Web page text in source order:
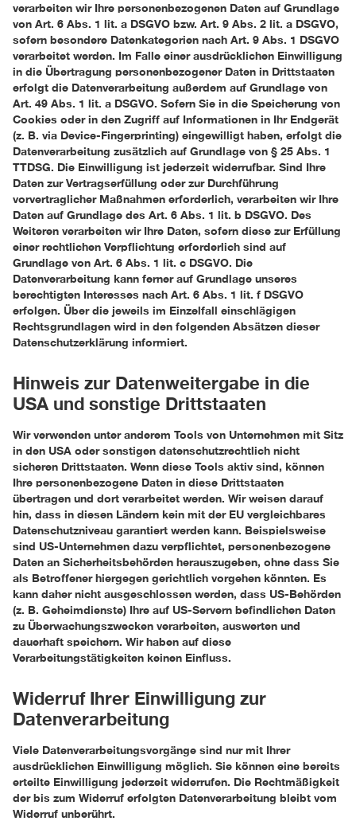
verarbeiten wir Ihre personenbezogenen Daten auf Grundlage
von Art. 6 Abs. 1 lit. a DSGVO bzw. Art. 9 Abs. 2 lit. a DSGVO,
sofern besondere Datenkategorien nach Art. 9 Abs. 1 DSGVO
verarbeitet werden. Im Falle einer ausdrücklichen Einwilligung
in die Übertragung personenbezogener Daten in Drittstaaten
erfolgt die Datenverarbeitung außerdem auf Grundlage von
Art. 49 Abs. 1 lit. a DSGVO. Sofern Sie in die Speicherung von
Cookies oder in den Zugriff auf Informationen in Ihr Endgerät
(z. B. via Device-Fingerprinting) eingewilligt haben, erfolgt die
Datenverarbeitung zusätzlich auf Grundlage von § 25 Abs. 1
TTDSG. Die Einwilligung ist jederzeit widerrufbar. Sind Ihre
Daten zur Vertragserfüllung oder zur Durchführung
vorvertraglicher Maßnahmen erforderlich, verarbeiten wir Ihre
Daten auf Grundlage des Art. 6 Abs. 1 lit. b DSGVO. Des
Weiteren verarbeiten wir Ihre Daten, sofern diese zur Erfüllung
einer rechtlichen Verpflichtung erforderlich sind auf
Grundlage von Art. 6 Abs. 1 lit. c DSGVO. Die
Datenverarbeitung kann ferner auf Grundlage unseres
berechtigten Interesses nach Art. 6 Abs. 1 lit. f DSGVO
erfolgen. Über die jeweils im Einzelfall einschlägigen
Rechtsgrundlagen wird in den folgenden Absätzen dieser
Datenschutzerklärung informiert.
Hinweis zur Datenweitergabe in die
USA und sonstige Drittstaaten
Wir verwenden unter anderem Tools von Unternehmen mit Sitz
in den USA oder sonstigen datenschutzrechtlich nicht
sicheren Drittstaaten. Wenn diese Tools aktiv sind, können
Ihre personenbezogene Daten in diese Drittstaaten
übertragen und dort verarbeitet werden. Wir weisen darauf
hin, dass in diesen Ländern kein mit der EU vergleichbares
Datenschutzniveau garantiert werden kann. Beispielsweise
sind US-Unternehmen dazu verpflichtet, personenbezogene
Daten an Sicherheitsbehörden herauszugeben, ohne dass Sie
als Betroffener hiergegen gerichtlich vorgehen könnten. Es
kann daher nicht ausgeschlossen werden, dass US-Behörden
(z. B. Geheimdienste) Ihre auf US-Servern befindlichen Daten
zu Überwachungszwecken verarbeiten, auswerten und
dauerhaft speichern. Wir haben auf diese
Verarbeitungstätigkeiten keinen Einfluss.
Widerruf Ihrer Einwilligung zur
Datenverarbeitung
Viele Datenverarbeitungsvorgänge sind nur mit Ihrer
ausdrücklichen Einwilligung möglich. Sie können eine bereits
erteilte Einwilligung jederzeit widerrufen. Die Rechtmäßigkeit
der bis zum Widerruf erfolgten Datenverarbeitung bleibt vom
Widerruf unberührt.